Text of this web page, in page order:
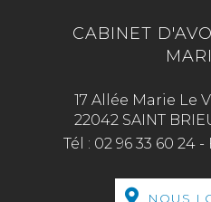
CABINET
17 Allée Marie Le
22042 SAINT
Tél : 02 96 33 60 24 -